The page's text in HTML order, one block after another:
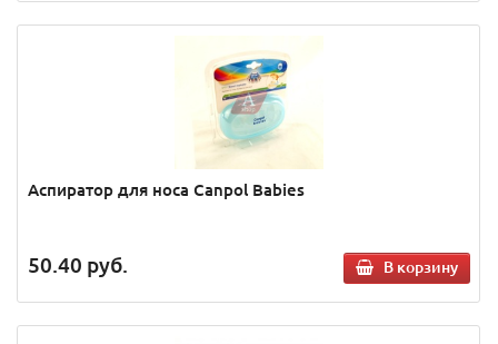
Аспиратор для носа Canpol Babies
50.40 руб. В корзину